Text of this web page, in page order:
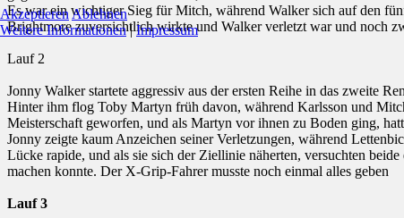
Es war ein wichtiger Sieg für Mitch, während Walker sich auf den
Brightmore zuversichtlich wirkte und Walker verletzt war und noch
Lauf 2
Jonny Walker startete aggressiv aus der ersten Reihe in das zweite
Hinter ihm flog Toby Martyn früh davon, während Karlsson und
Meisterschaft geworfen, und als Martyn vor ihnen zu Boden ging,
Jonny zeigte kaum Anzeichen seiner Verletzungen, während
Lücke rapide, und als sie sich der Ziellinie näherten, versuchten
machen konnte. Der X-Grip-Fahrer musste noch einmal alles geben
Lauf 3
Akzeptieren Ablehnen
Weitere Informationen|Impressum